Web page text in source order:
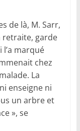
de là, M. Sarr,
retraite, garde
marqué
chez
La
enseigne ni
un arbre et
», se